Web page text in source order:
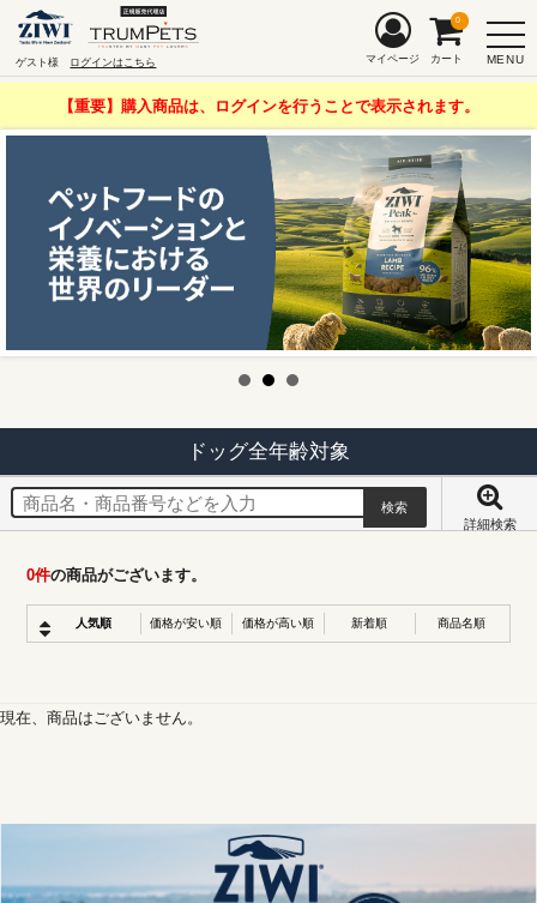
ゲスト様 ログインはこちら MENU
マイページ カート
0
【重要】購入商品は、ログインを行うことで表示されます。
ドッグ全年齢対象
詳細検索
0件の商品がございます。
人気順 価格が安い順 価格が高い順 新着順 商品名順
現在、商品はございません。